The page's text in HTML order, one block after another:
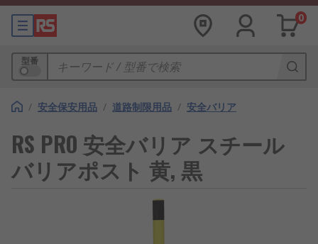
0
型番
/ 安全保安用品 / 道路制限用品 / 安全バリア
RS PRO 安全バリア スチール
バリアポスト 黄, 黒